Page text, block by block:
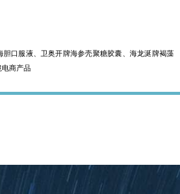
口服液、卫奥开牌海参壳聚糖胶囊、海龙涎牌褐藻
商产品